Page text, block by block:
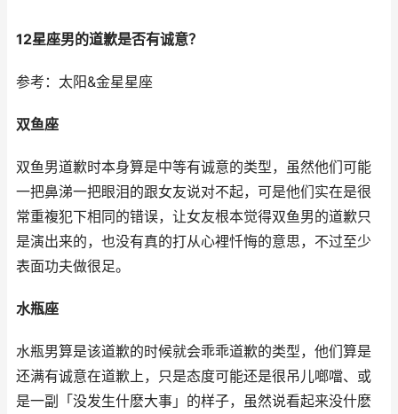
12星座男的道歉是否有诚意？
参考：太阳&金星星座
双鱼座
双鱼男道歉时本身算是中等有诚意的类型，虽然他们可能
一把鼻涕一把眼泪的跟女友说对不起，可是他们实在是很
常重複犯下相同的错误，让女友根本觉得双鱼男的道歉只
是演出来的，也没有真的打从心裡忏悔的意思，不过至少
表面功夫做很足。
水瓶座
水瓶男算是该道歉的时候就会乖乖道歉的类型，他们算是
还满有诚意在道歉上，只是态度可能还是很吊儿啷噹、或
是一副「没发生什麽大事」的样子，虽然说看起来没什麽